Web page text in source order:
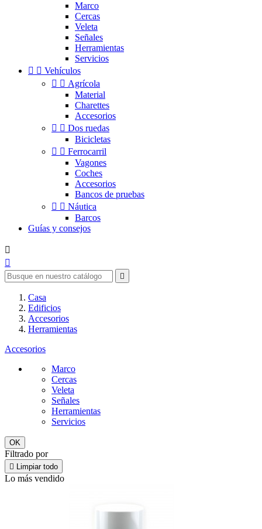
Marco
Cercas
Veleta
Señales
Herramientas
Servicios
  Vehículos
  Agrícola
Material
Charettes
Accesorios
  Dos ruedas
Bicicletas
  Ferrocarril
Vagones
Coches
Accesorios
Bancos de pruebas
  Náutica
Barcos
Guías y consejos



Casa
Edificios
Accesorios
Herramientas
Accesorios
Marco
Cercas
Veleta
Señales
Herramientas
Servicios
OK
Filtrado por
 Limpiar todo
Lo más vendido